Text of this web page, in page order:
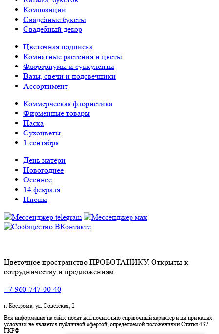
Композиции
Свадебные букеты
Свадебный декор
Цветочная подписка
Комнатные растения и цветы
Флорариумы и суккуленты
Вазы, свечи и подсвечники
Ассортимент
Коммерческая флористика
Фирменные товары
Пасха
Сухоцветы
1 сентября
День матери
Новогоднее
Осеннее
14 февраля
Пионы
Цветочное пространство ПРОБОТАНИКУ. Открыты к
сотрудничеству и предложениям
+7-960-747-00-40
г. Кострома, ул. Советская, 2
Вся информация на сайте носит исключительно справочный характер и ни при каких
условиях не является публичной офертой, определяемой положениями Статьи 437
ГКРФ